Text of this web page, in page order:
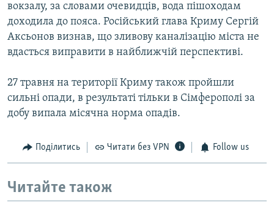
вокзалу, за словами очевидців, вода пішоходам
доходила до пояса. Російський глава Криму Сергій
Аксьонов визнав, що зливову каналізацію міста не
вдасться виправити в найближчій перспективі.
27 травня на території Криму також пройшли
сильні опади, в результаті тільки в Сімферополі за
добу випала місячна норма опадів.
Поділитись Читати без VPN Follow us
Читайте також